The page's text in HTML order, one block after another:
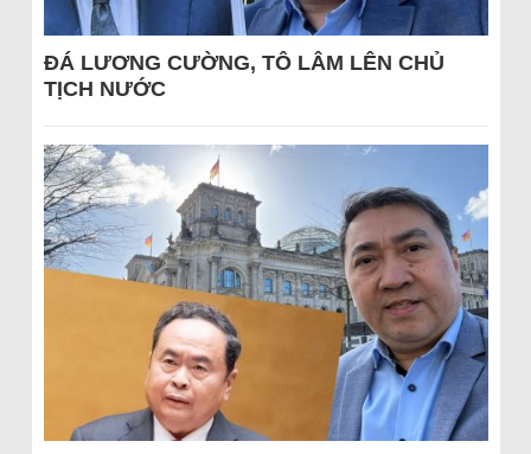
ĐÁ LƯƠNG CƯỜNG, TÔ LÂM LÊN CHỦ
TỊCH NƯỚC